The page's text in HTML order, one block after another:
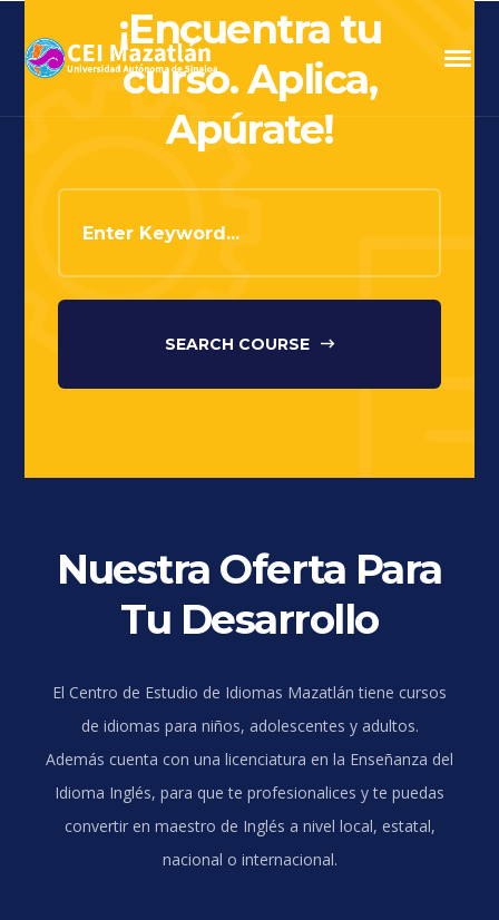
¡Encuentra tu
curso. Aplica,
Apúrate!
SEARCH COURSE
Nuestra Oferta Para
Tu Desarrollo
El Centro de Estudio de Idiomas Mazatlán tiene cursos
de idiomas para niños, adolescentes y adultos.
Además cuenta con una licenciatura en la Enseñanza del
Idioma Inglés, para que te profesionalices y te puedas
convertir en maestro de Inglés a nivel local, estatal,
nacional o internacional.